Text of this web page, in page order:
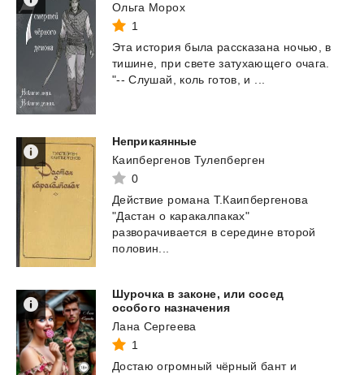
Ольга Морох
1
Эта история была рассказана ночью, в
тишине, при свете затухающего очага.
"-- Слушай, коль готов, и ...
Неприкаянные
Каипбергенов Тулепберген
0
Действие романа Т.Каипбергенова
"Дастан о каракалпаках"
разворачивается в середине второй
половин...
Шурочка в законе, или сосед
особого назначения
Лана Сергеева
1
Достаю огромный чёрный бант и